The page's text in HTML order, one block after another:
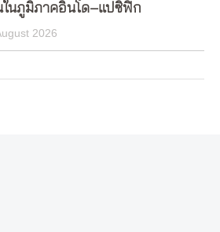
ในภูมิภาคอินโด–แปซิฟิก
2026